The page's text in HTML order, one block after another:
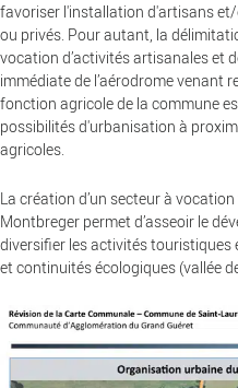
favoriser l'installation d'artisans
ou privés. Pour autant, la
vocation d’activités artisanales et
immédiate de l’aérodrome venant
fonction agricole de la commune
possibilités d'urbanisation à
agricoles.
La création d’un secteur à
Montbreger permet d’asseoir le
diversifier les activités touristiques
et continuités écologiques (vallée